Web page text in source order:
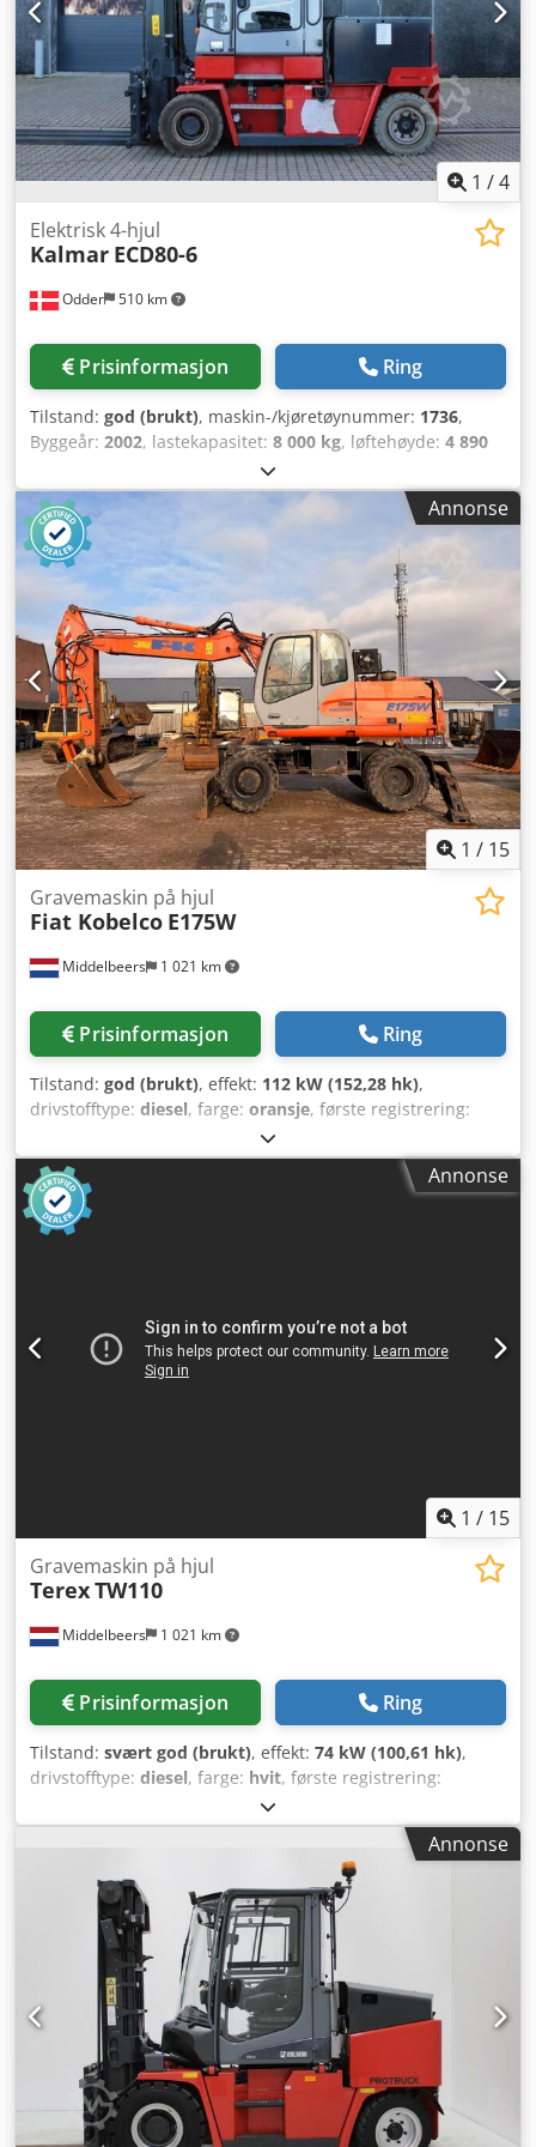
1 /4
Odder 510 km
Elektrisk 4-hjul
Kalmar ECD80-6
Prisinformasjon Ring
Tilstand: god (brukt), maskin-/kjøretøynummer: 1736,
Byggeår: 2002, lastekapasitet: 8 000 kg, løftehøyde: 4 890
, gaffelbærerbredde:
gaffellengde:2 400 mm, total lengde:4 030 mm, total
bredde:
10 920 kg
, ytterligere
utstyrsfunksjoner:
Warning triangle, Battery indicator
Utstyr:
belysning, Kalmar ECD80-6 fra Uniktruck Hjultype –
drivhjul: massive Hjultype – styrehjul: massive
Hjulstørrelse – drivhjul: 355/65-15 Hjulstørrelse – styrehjul:
825x15 Crsdpfsyuhhksx Acbjf
Annonse
1 / 15
Middelbeers 1 021 km
Gravemaskin på hjul
Fiat Kobelco E175W
Prisinformasjon Ring
Tilstand: god (brukt), effekt: 112 kW (152,28 hk),
drivstofftype: diesel, farge: oransje, første registrering:
, driftstimer:
2003 Drift: Hjul Antall sylindere: 6 Egenvekt: 18 050 kg
Teknisk stand: god Optisk stand: gjennomsnittlig Pris: På
forespørsel Serienummer: ZEF169WTN3W000119 For mer
informasjon, kontakt Ernst van Hek. Crsdpsygiarjfx Acbof
Annonse
1 / 15
Middelbeers 1 021 km
Gravemaskin på hjul
TerexTW110
Prisinformasjon Ring
Tilstand: svært god (brukt), effekt: 74 kW (100,61 hk),
drivstofftype: diesel, farge: hvit, første registrering:
, driftstimer:
informasjon Modellår: 2008 Serienummer: TW01100392
Tekniske opplysninger Antall sylindere: 4 Drift: Hjul
Egenvekt: 10 500 kg Funksjonelt Cjdpfx Acewybvajberf CE-
merket: ja Tilstand Teknisk tilstand: svært god Visuell
tilstand: svært god Finansiell informasjon Pris: På
forespørsel Mer informasjon Vennligst kontakt Ernst van
Hek for ytterligere informasjon.
Annonse